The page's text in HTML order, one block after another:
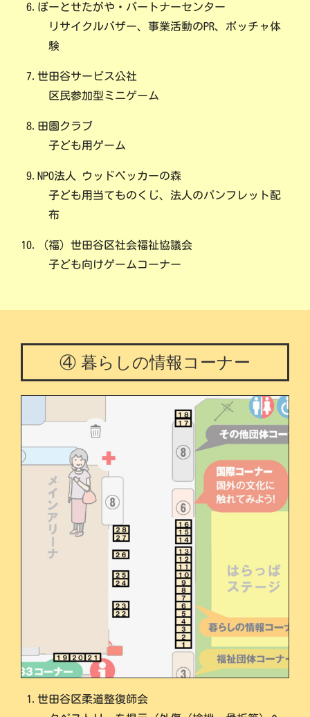
6.ぽーとせたがや・パートナーセンター
リサイクルバザー、事業活動のPR、ボッチャ体
験
7.世田谷サービス公社
区民参加型ミニゲーム
8.田園クラブ
子ども用ゲーム
9.NPO法人 ウッドペッカーの森
子ども用当てものくじ、法人のパンフレット配
布
10.（福）世田谷区社会福祉協議会
子ども向けゲームコーナー
④ 暮らしの情報コーナー
1.世田谷区柔道整復師会